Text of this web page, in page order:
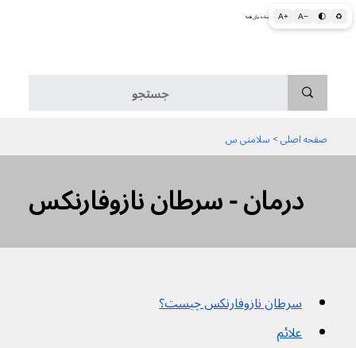
A+ A− 🌓 ♻ اطلاعات پزشکی و بهداشتی به زبان ساده برای همه
صفحه اصلی > سلامتی س
درمان - سرطان نازوفارنکس
سرطان نازوفارنکس چیست؟
علائم